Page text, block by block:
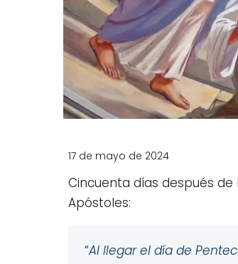
17 de mayo de 2024
Cincuenta días después
Apóstoles:
“Al llegar el día de